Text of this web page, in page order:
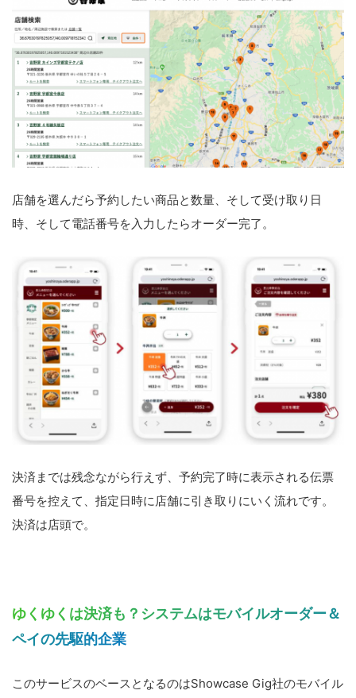
店舗を選んだら予約したい商品と数量、そして受け取り日
時、そして電話番号を入力したらオーダー完了。
決済までは残念ながら行えず、予約完了時に表示される伝票
番号を控えて、指定日時に店舗に引き取りにいく流れです。
決済は店頭で。
ゆくゆくは決済も？システムはモバイルオーダー＆
ペイの先駆的企業
このサービスのベースとなるのはShowcase Gig社のモバイル